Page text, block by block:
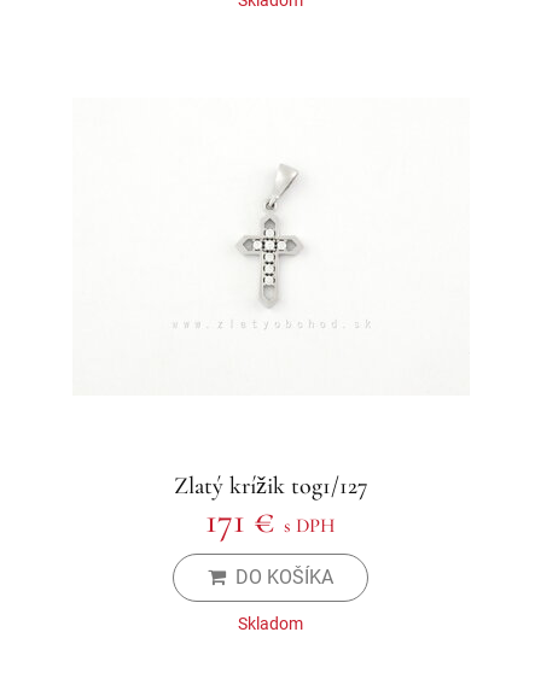
Zlatý krížik tog1/127
171 € s DPH
DO KOŠÍKA
Skladom